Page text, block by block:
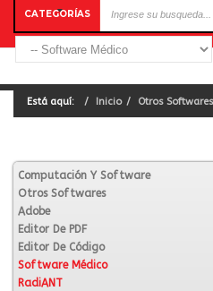
CATEGORÍAS
Está aquí: Inicio Otros Softwares
Computación Y Software
Otros Softwares
Adobe
Editor De PDF
Editor De Código
Software Médico
RadiANT